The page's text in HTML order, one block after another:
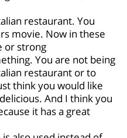
restaurant. You
movie. Now in these
or strong
You are not being
restaurant or to
think you would like
And I think you
it has a great